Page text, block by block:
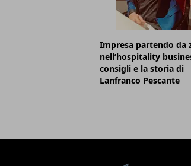
Impresa partendo da
nell’hospitality
consigli e la storia di
Lanfranco Pescante